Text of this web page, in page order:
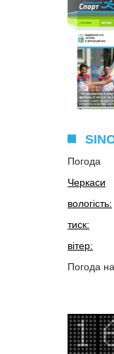
Погода
Черкаси
вологість:
тиск:
вітер:
Погода